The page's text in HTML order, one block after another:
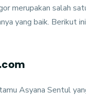
merupakan salah
yang baik. Berikut
Asyana Sentul